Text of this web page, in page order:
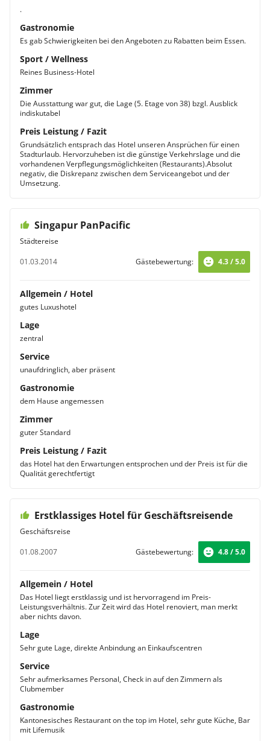
.
Gastronomie
Es gab Schwierigkeiten bei den Angeboten zu Rabatten beim Essen.
Sport / Wellness
Reines Business-Hotel
Zimmer
Die Ausstattung war gut, die Lage (5. Etage von 38) bzgl. Ausblick
indiskutabel
Preis Leistung / Fazit
Grundsätzlich entsprach das Hotel unseren Ansprüchen für einen
Stadturlaub. Hervorzuheben ist die günstige Verkehrslage und die
vorhandenen Verpflegungsmöglichkeiten (Restaurants).Absolut
negativ, die Diskrepanz zwischen dem Serviceangebot und der
Umsetzung.
Singapur PanPacific
Städtereise
01.03.2014
Gästebewertung: 4.3 / 5.0
Allgemein / Hotel
gutes Luxushotel
Lage
zentral
Service
unaufdringlich, aber präsent
Gastronomie
dem Hause angemessen
Zimmer
guter Standard
Preis Leistung / Fazit
das Hotel hat den Erwartungen entsprochen und der Preis ist für die
Qualität gerechtfertigt
Erstklassiges Hotel für Geschäftsreisende
Geschäftsreise
01.08.2007
Gästebewertung: 4.8 / 5.0
Allgemein / Hotel
Das Hotel liegt erstklassig und ist hervorragend im Preis-
Leistungsverhältnis. Zur Zeit wird das Hotel renoviert, man merkt
aber nichts davon.
Lage
Sehr gute Lage, direkte Anbindung an Einkaufscentren
Service
Sehr aufmerksames Personal, Check in auf den Zimmern als
Clubmember
Gastronomie
Kantonesisches Restaurant on the top im Hotel, sehr gute Küche, Bar
mit Lifemusik